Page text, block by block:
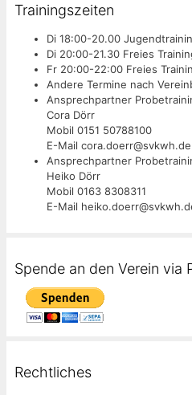
Trainingszeiten
Di 18:00-20.00
Di 20:00-21.30 Freies
Fr 20:00-22:00 Freies
Andere Termine nach
Ansprechpartner
Cora Dörr
Mobil 0151 50788100
E-Mail cora.doerr@svkwh.de
Ansprechpartner
Heiko Dörr
Mobil 0163 8308311
E-Mail
Spende an den Verein via
Rechtliches